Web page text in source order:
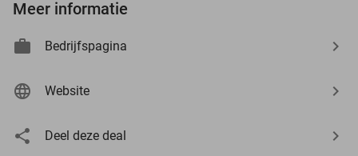
Meer informatie
Bedrijfspagina
Website
Deel deze deal